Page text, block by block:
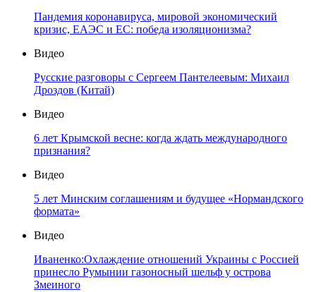
Пандемия коронавируса, мировой экономический
кризис, ЕАЭС и ЕС: победа изоляционизма?
Видео
Русские разговоры с Сергеем Пантелеевым: Михаил
Дроздов (Китай)
Видео
6 лет Крымской весне: когда ждать международного
признания?
Видео
5 лет Минским соглашениям и будущее «Нормандского
формата»
Видео
Иваненко:Охлаждение отношений Украины с Россией
принесло Румынии газоносный шельф у острова
Змеиного